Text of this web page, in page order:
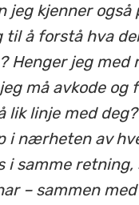
jeg kjenner også
til å forstå hva
Henger jeg med
må avkode og
lik linje med
i nærheten av
i samme retning,
– sammen